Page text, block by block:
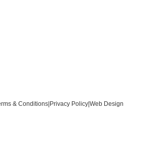
& Conditions|Privacy Policy|Web Design